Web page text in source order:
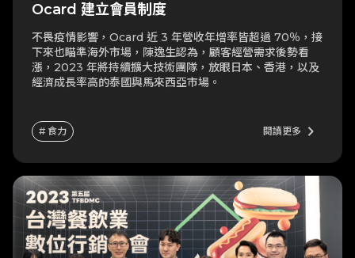
Ocard 建立會員制度
不畏疫情影響，Ocard 近 3 年營收年增率皆超過 70％，接
下來也瞄準海外市場，陳逸生認為，顧客經營需求後勢看
漲，2023 年將持續擴大技術團隊，放眼日本、香港，以及
經濟成長率高的泰國與馬來西亞市場。
# 食力 閱讀更多 keyboard_arrow_right